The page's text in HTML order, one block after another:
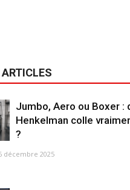
ARTICLES
Jumbo, Aero ou Boxer :
Henkelman colle
?
décembre 2025